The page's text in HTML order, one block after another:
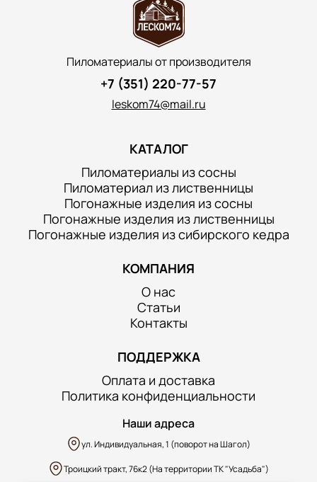
Пиломатериалы от производителя
+7 (351) 220-77-57
leskom74@mail.ru
КАТАЛОГ
Пиломатериалы из сосны
Пиломатериал из лиственницы
Погонажные изделия из сосны
Погонажные изделия из лиственницы
Погонажные изделия из сибирского кедра
КОМПАНИЯ
О нас
Статьи
Контакты
ПОДДЕРЖКА
Оплата и доставка
Политика конфиденциальности
Наши адреса
ул. Индивидуальная, 1 (поворот на Шагол)
Троицкий тракт, 76к2 (На территории ТК "Усадьба")